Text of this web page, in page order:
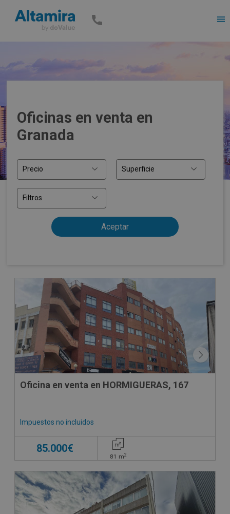
Oficinas en venta en
Granada
Precio Superficie
Filtros
Oficina en venta en HORMIGUERAS, 167
Impuestos no incluidos
85.000€
81 m2
DECO VIRTUAL